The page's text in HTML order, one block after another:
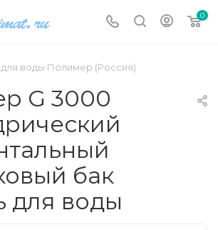
0
для воды Полимер (Россия)
G 3000
бак
для воды